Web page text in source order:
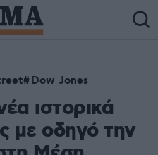
Dow Jones
ιστορικά
με οδηγό την